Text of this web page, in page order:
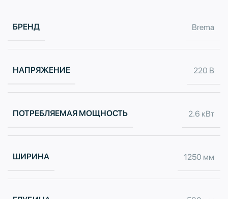
БРЕНД Brema
НАПРЯЖЕНИЕ 220 В
ПОТРЕБЛЯЕМАЯ МОЩНОСТЬ 2.6 кВт
ШИРИНА 1250 мм